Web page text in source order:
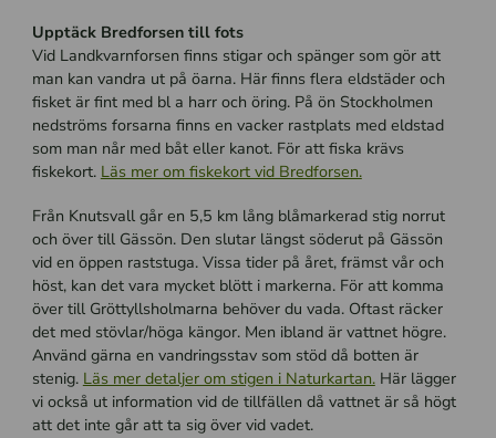
Upptäck Bredforsen till fots
Vid Landkvarnforsen finns stigar och spänger som gör att
man kan vandra ut på öarna. Här finns flera eldstäder och
fisket är fint med bl a harr och öring. På ön Stockholmen
nedströms forsarna finns en vacker rastplats med eldstad
som man når med båt eller kanot. För att fiska krävs
fiskekort. Läs mer om fiskekort vid Bredforsen.
Från Knutsvall går en 5,5 km lång blåmarkerad stig norrut
och över till Gässön. Den slutar längst söderut på Gässön
vid en öppen raststuga. Vissa tider på året, främst vår och
höst, kan det vara mycket blött i markerna. För att komma
över till Gröttyllsholmarna behöver du vada. Oftast räcker
det med stövlar/höga kängor. Men ibland är vattnet högre.
Använd gärna en vandringsstav som stöd då botten är
stenig. Läs mer detaljer om stigen i Naturkartan.Här lägger
vi också ut information vid de tillfällen då vattnet är så högt
att det inte går att ta sig över vid vadet.